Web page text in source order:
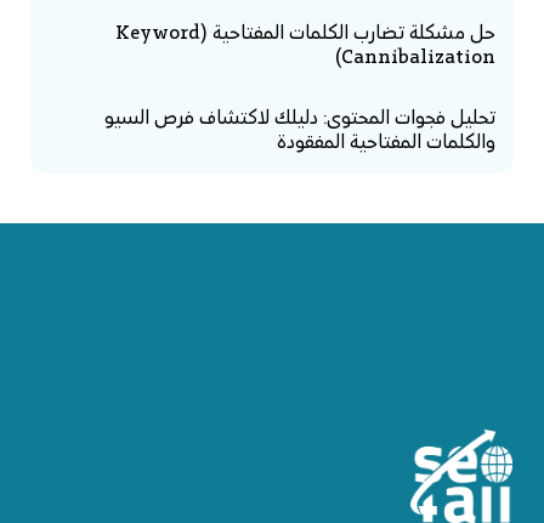
حل مشكلة تضارب الكلمات المفتاحية (Keyword
Cannibalization)
تحليل فجوات المحتوى: دليلك لاكتشاف فرص السيو
والكلمات المفتاحية المفقودة